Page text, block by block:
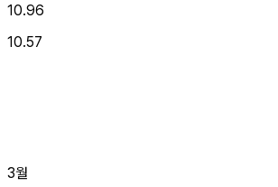
10.96
10.57
3월